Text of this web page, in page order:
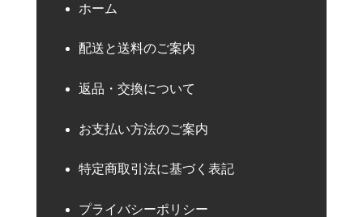
ホーム
配送と送料のご案内
返品・交換について
お支払い方法のご案内
特定商取引法に基づく表記
プライバシーポリシー